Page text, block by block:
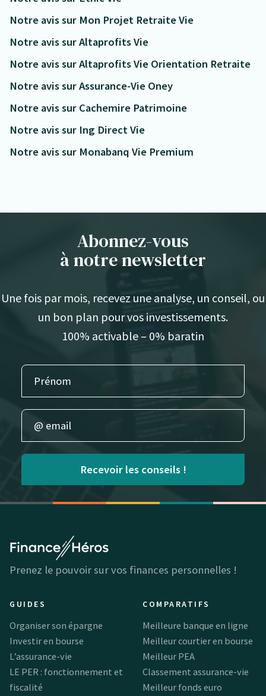
Notre avis sur Mon Projet Retraite Vie
Notre avis sur Altaprofits Vie
Notre avis sur Altaprofits Vie Orientation Retraite
Notre avis sur Assurance-Vie Oney
Notre avis sur Cachemire Patrimoine
Notre avis sur Ing Direct Vie
Notre avis sur Monabanq Vie Premium
Abonnez-vous
à notre newsletter
Une fois par mois, recevez une analyse, un conseil, ou
un bon plan pour vos investissements.
100% activable – 0% baratin
Recevoir les conseils !
Prenez le pouvoir sur vos finances personnelles !
GUIDES
Organiser son épargne
Investir en bourse
L’assurance-vie
LE PER : fonctionnement et
fiscalité
COMPARATIFS
Meilleure banque en ligne
Meilleur courtier en bourse
Meilleur PEA
Classement assurance-vie
Meilleur fonds euro